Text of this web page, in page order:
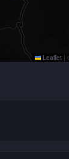
Leaflet |